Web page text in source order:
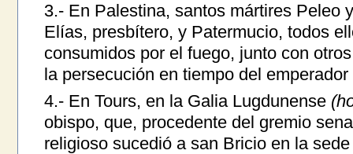
3.- En Palestina, santos mártires Peleo
Elías, presbítero, y Patermucio, todos
consumidos por el fuego, junto con
la persecución en tiempo del
4.- En Tours, en la Galia Lugdunense
obispo, que, procedente del gremio
religioso sucedió a san Bricio en la